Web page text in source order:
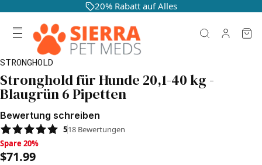
20% Rabatt auf Alles
STRONGHOLD
Stronghold für Hunde 20,1-40 kg -
Blaugrün 6 Pipetten
Bewertung schreiben
518 Bewertungen
Spare 20%, $71.99
Spare 20%
$71.99